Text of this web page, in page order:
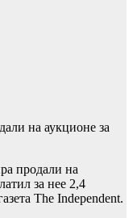
продали на
за нее 2,4
The Independent.